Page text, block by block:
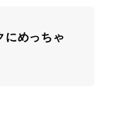
にめっちゃ